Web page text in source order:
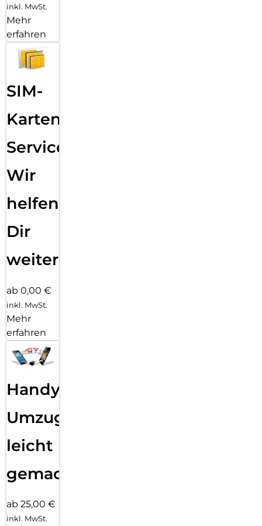
inkl. MwSt.
Mehr
erfahren
SIM-
Karten
Service:
Wir
helfen
Dir
weiter
ab 0,00 €
inkl. MwSt.
Mehr
erfahren
Handy
Umzug
leicht
gemacht!
ab 25,00 €
inkl. MwSt.